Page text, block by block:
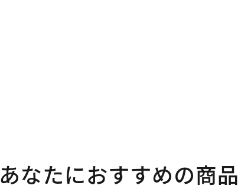
あなたにおすすめの商品